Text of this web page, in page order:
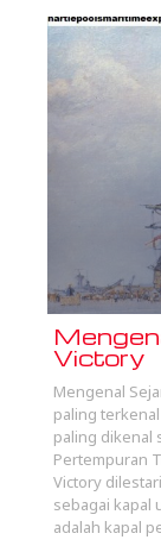
Victory
Mengenal
paling
paling dikenal
Pertempuran
Victory
sebagai kapal
adalah kapal